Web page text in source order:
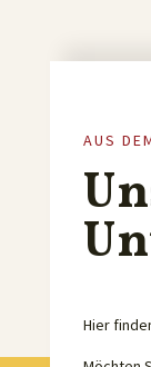
AUS
Hier